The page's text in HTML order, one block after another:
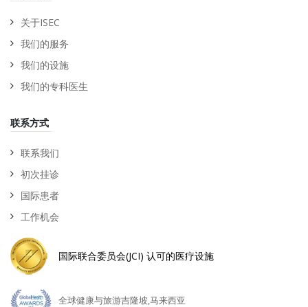
关于ISEC
我们的服务
我们的设施
我们的专科医生
联系方式
联系我们
初次挂诊
国际患者
工作机会
国际联合委员会(JCI) 认可的医疗设施
全球健康与旅游吉隆坡,马来西亚